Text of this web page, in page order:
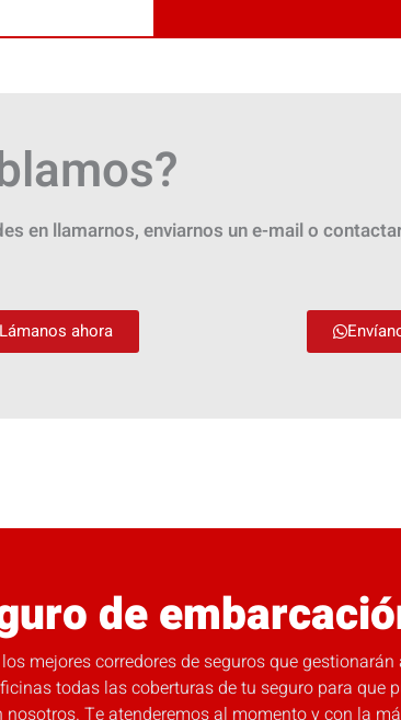
en llamarnos, enviarnos un e-mail o
ahora
de
mejores corredores de seguros que
todas las coberturas de tu seguro para que
Te atenderemos al momento y con la